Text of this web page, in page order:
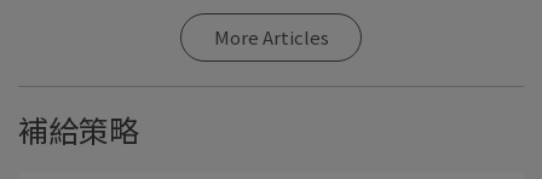
More Articles
補給策略